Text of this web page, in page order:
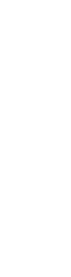
Đồng